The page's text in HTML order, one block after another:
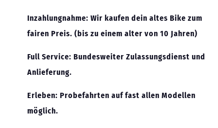
Inzahlungnahme: Wir kaufen dein altes Bike zum
fairen Preis. (bis zu einem alter von 10 Jahren)
Full Service: Bundesweiter Zulassungsdienst und
Anlieferung.
Erleben: Probefahrten auf fast allen Modellen
möglich.